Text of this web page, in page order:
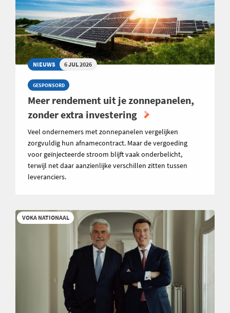
NIEUWS 6 JUL 2026
GESPONSORD
Meer rendement uit je zonnepanelen,
zonder extra investering
Veel ondernemers met zonnepanelen vergelijken
zorgvuldig hun afnamecontract. Maar de vergoeding
voor geïnjecteerde stroom blijft vaak onderbelicht,
terwijl net daar aanzienlijke verschillen zitten tussen
leveranciers.
VOKA NATIONAAL